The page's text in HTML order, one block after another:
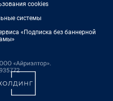
cookies
системы
«Подписка без баннерной